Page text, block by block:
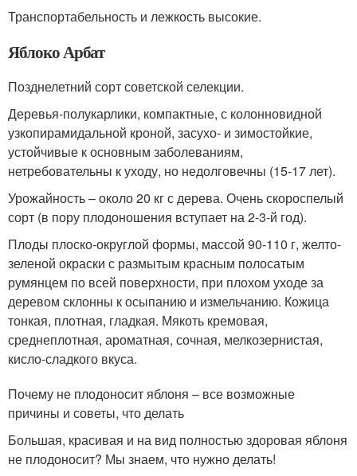
Транспортабельность и лежкость высокие.
Яблоко Арбат
Позднелетний сорт советской селекции.
Деревья-полукарлики, компактные, с колонновидной
узкопирамидальной кроной, засухо- и зимостойкие,
устойчивые к основным заболеваниям,
нетребовательны к уходу, но недолговечны (15-17 лет).
Урожайность – около 20 кг с дерева. Очень скороспелый
сорт (в пору плодоношения вступает на 2-3-й год).
Плоды плоско-округлой формы, массой 90-110 г, желто-
зеленой окраски с размытым красным полосатым
румянцем по всей поверхности, при плохом уходе за
деревом склонны к осыпанию и измельчанию. Кожица
тонкая, плотная, гладкая. Мякоть кремовая,
среднеплотная, ароматная, сочная, мелкозернистая,
кисло-сладкого вкуса.
Почему не плодоносит яблоня – все возможные
причины и советы, что делать
Большая, красивая и на вид полностью здоровая яблоня
не плодоносит? Мы знаем, что нужно делать!